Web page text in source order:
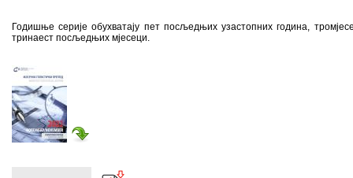
Годишње серије обухватају пет посљедњих узастопних година,
тринаест посљедњих мјесеци.